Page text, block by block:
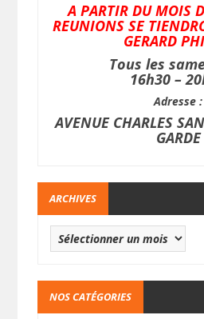
A PARTIR DU MOIS
REUNIONS SE
GERARD
Tous les
16h30 –
Adresse :
AVENUE CHARLES
GARDE
ARCHIVES
NOS CATÉGORIES